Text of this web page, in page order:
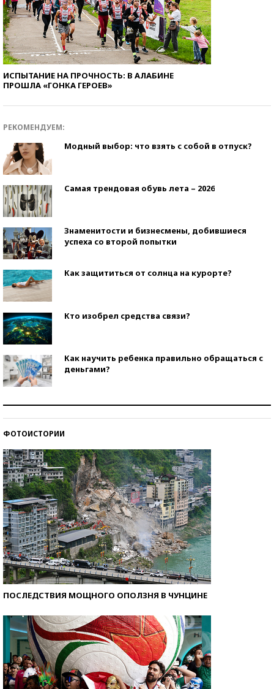
ИСПЫТАНИЕ НА ПРОЧНОСТЬ: В АЛАБИНЕ
ПРОШЛА «ГОНКА ГЕРОЕВ»
РЕКОМЕНДУЕМ:
Модный выбор: что взять с собой в отпуск?
Самая трендовая обувь лета – 2026
Знаменитости и бизнесмены, добившиеся
успеха со второй попытки
Как защититься от солнца на курорте?
Кто изобрел средства связи?
Как научить ребенка правильно обращаться с
деньгами?
ФОТОИСТОРИИ
ПОСЛЕДСТВИЯ МОЩНОГО ОПОЛЗНЯ В ЧУНЦИНЕ